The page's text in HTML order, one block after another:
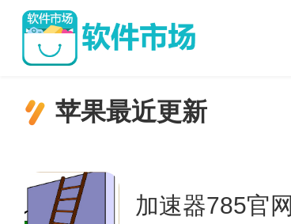
苹果最近更新
加速器785官网